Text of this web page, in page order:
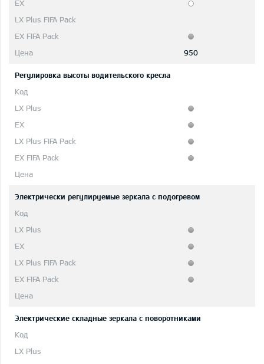
950
Регулировка высоты водительского кресла
Электрически регулируемые зеркала с подогревом
Электрические складные зеркала с поворотниками